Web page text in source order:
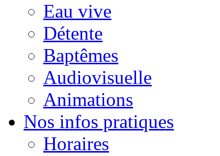
Eau vive
Détente
Baptêmes
Audiovisuelle
Animations
Nos infos pratiques
Horaires